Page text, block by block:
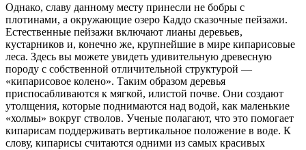
Однако, славу данному месту принесли не бобры с
плотинами, а окружающие озеро Каддо сказочные пейзажи.
Естественные пейзажи включают лианы деревьев,
кустарников и, конечно же, крупнейшие в мире кипарисовые
леса. Здесь вы можете увидеть удивительную древесную
породу с собственной отличительной структурой —
«кипарисовое колено». Таким образом деревья
приспосабливаются к мягкой, илистой почве. Они создают
утолщения, которые поднимаются над водой, как маленькие
«холмы» вокруг стволов. Ученые полагают, что это помогает
кипарисам поддерживать вертикальное положение в воде. К
слову, кипарисы считаются одними из самых красивых